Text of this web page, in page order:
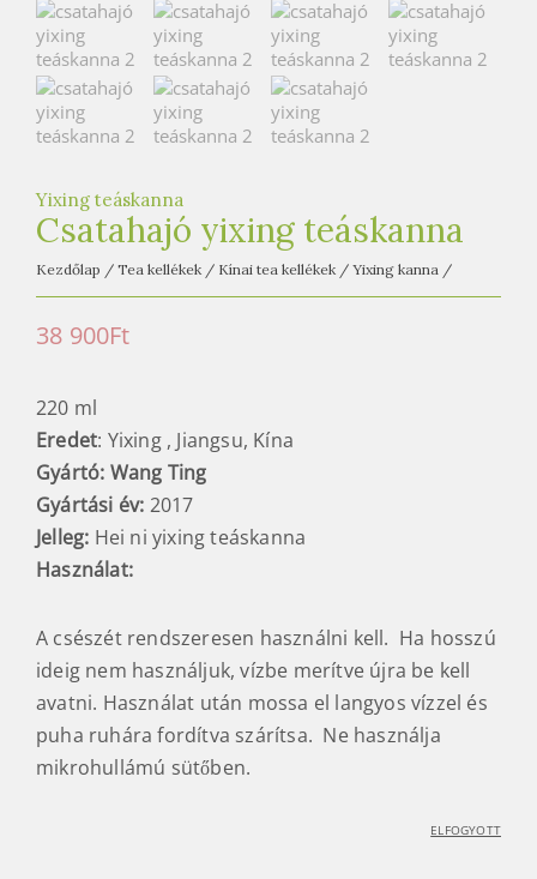
t
e
a
h
z
Yixing teáskanna
Csatahajó yixing teáskanna
Kezdőlap / Tea kellékek / Kínai tea kellékek / Yixing kanna /
38 900Ft
220 ml
Eredet: Yixing , Jiangsu, Kína
Gyártó: Wang Ting
Gyártási év: 2017
Jelleg: Hei ni yixing teáskanna
Használat:
A csészét rendszeresen használni kell. Ha hosszú
ideig nem használjuk, vízbe merítve újra be kell
avatni. Használat után mossa el langyos vízzel és
puha ruhára fordítva szárítsa. Ne használja
mikrohullámú sütőben.
ELFOGYOTT